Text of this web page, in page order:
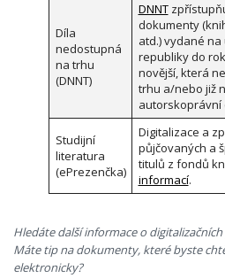
Díla
nedostupná
na trhu
(DNNT)
DNNT
dokumenty
atd.) vydané na
republiky do
novější, která
trhu a/nebo již
autorskoprávní
Studijní
literatura
(ePrezenčka)
Digitalizace a
půjčovaných a
titulů z fondů
informací.
Hledáte další informace o
Máte tip na dokumenty, které byste
elektronicky?